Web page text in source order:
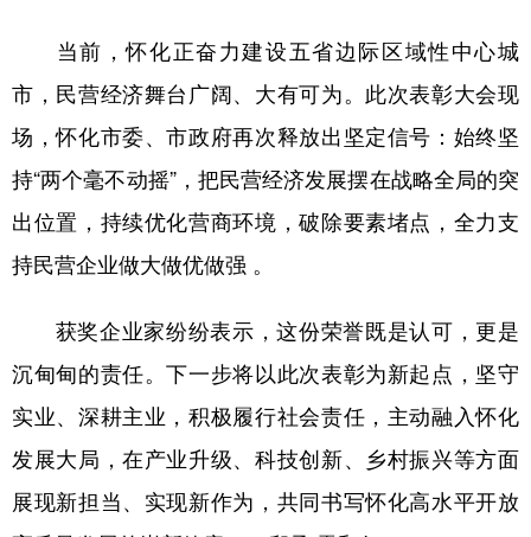
当前，怀化正奋力建设五省边际区域性中心城
市，民营经济舞台广阔、大有可为。此次表彰大会现
场，怀化市委、市政府再次释放出坚定信号：始终坚
持“两个毫不动摇”，把民营经济发展摆在战略全局的突
出位置，持续优化营商环境，破除要素堵点，全力支
持民营企业做大做优做强 。
获奖企业家纷纷表示，这份荣誉既是认可，更是
沉甸甸的责任。下一步将以此次表彰为新起点，坚守
实业、深耕主业，积极履行社会责任，主动融入怀化
发展大局，在产业升级、科技创新、乡村振兴等方面
展现新担当、实现新作为，共同书写怀化高水平开放